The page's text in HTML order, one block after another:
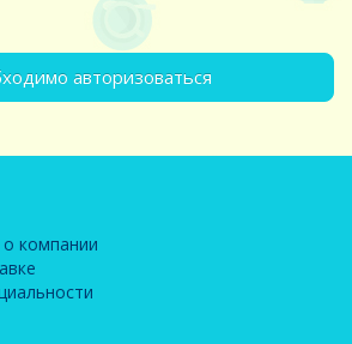
авторизоваться
компании